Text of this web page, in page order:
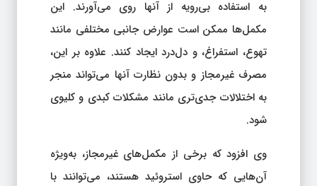
به استفاده بی‌رویه از آنها روی می‌آورند. این
مکمل‌ها ممکن است عوارض جانبی مختلفی مانند
تهوع، استفراغ، و دل‌درد ایجاد کنند. علاوه بر این،
مصرف غیرمجاز و بدون نظارت آنها می‌تواند منجر
به اختلالات جدی‌تری مانند مشکلات کبدی و کلیوی
شود.
وی افزود که برخی از مکمل‌های غیرمجاز، به‌ویژه
آن‌هایی که حاوی استروئید هستند، می‌توانند با